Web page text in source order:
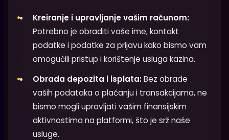
Kreiranje i upravljanje vašim računom:
Potrebno je obraditi vaše ime, kontakt
podatke i podatke za prijavu kako bismo vam
omogućili pristup i korištenje usluga kazina.
Obrada depozita i isplata:Bez obrade
vaših podataka o plaćanju i transakcijama, ne
bismo mogli upravljati vašim finansijskim
aktivnostima na platformi, što je srž naše
usluge.